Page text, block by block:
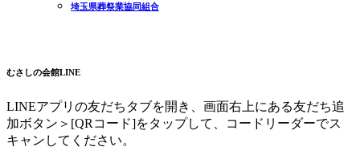
埼玉県葬祭業協同組合
むさしの会館LINE
LINEアプリの友だちタブを開き、画面右上にある友だち追
加ボタン＞[QRコード]をタップして、コードリーダーでス
キャンしてください。